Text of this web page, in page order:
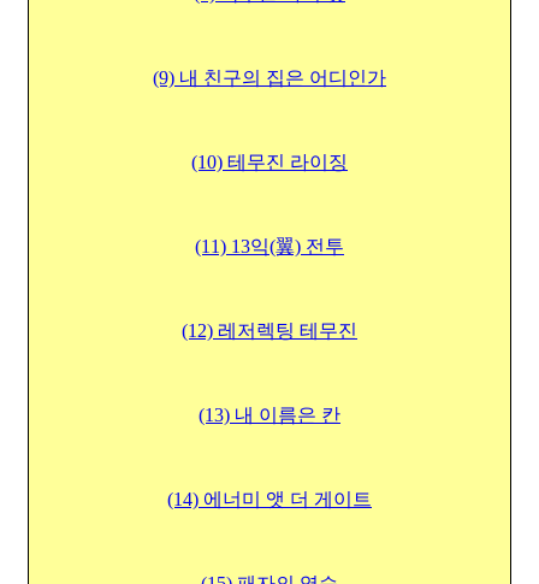
(9) 내 친구의 집은 어디인가
(10) 테무진 라이징
(11) 13익(翼) 전투
(12) 레저렉팅 테무진
(13) 내 이름은 칸
(14) 에너미 앳 더 게이트